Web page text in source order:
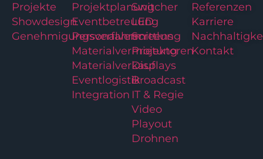
Projekte
Showdesign
Genehmigungsverfahren
Projektplanung
Eventbetreuung
Personalvermittlung
Materialvermietung
Materialverkauf
Eventlogistik
Integration
Switcher
LED
Screens
Projektoren
Displays
Broadcast
IT & Regie
Video
Playout
Drohnen
Referenzen
Karriere
Kontakt